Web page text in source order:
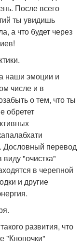
После всего
ты увидишь
а что будет через
наши эмоции и
числе и в
о тем, что ты
обретет
Дословный перевод
"очистка"
в черепной
и другие
развития, что
"Кнопочки"